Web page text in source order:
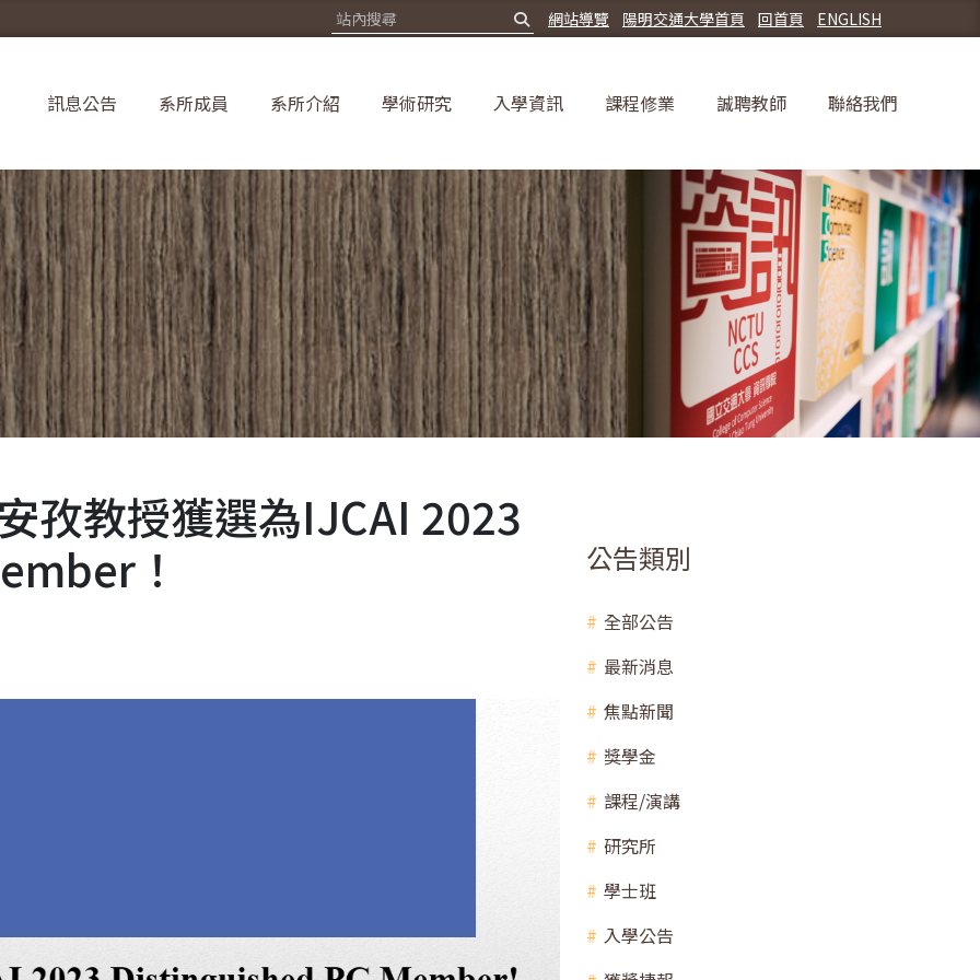
ENGLISH
回首頁
陽明交通大學首頁
網站導覽
訊息公告 系所成員 系所介紹 學術研究 入學資訊 課程修業 誠聘教師 聯絡我們
孜教授獲選為IJCAI 2023
！
公告類別
全部公告
最新消息
焦點新聞
獎學金
課程/演講
研究所
學士班
入學公告